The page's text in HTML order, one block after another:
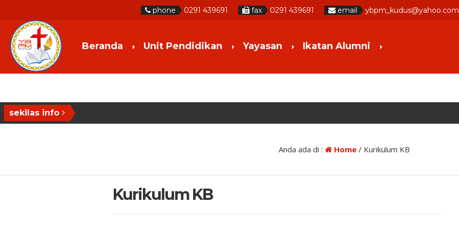
phone 0291 439691 fax 0291 439691 email ybpm_kudus@yahoo.com
Beranda Unit Pendidikan Yayasan Ikatan Alumni
sekilas info
Anda ada di : Home / Kurikulum KB
Kurikulum KB